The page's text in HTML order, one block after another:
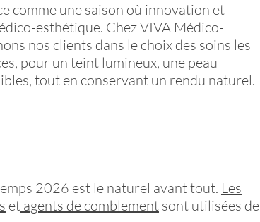
comme une saison où innovation et
esthétique. Chez VIVA Médico-
nos clients dans le choix des soins les
pour un teint lumineux, une peau
tout en conservant un rendu naturel.
2026 est le naturel avant tout. Les
etagents de comblementsont utilisées de